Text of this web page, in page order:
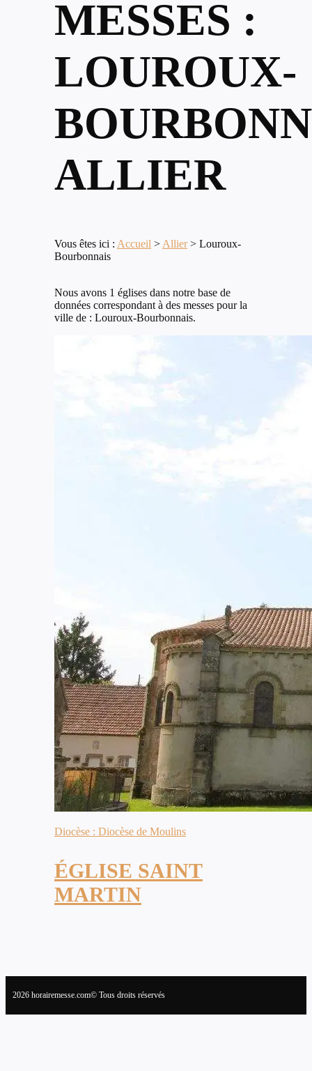
MESSES :
LOUROUX-
ALLIER
Vous êtes ici : Accueil > Allier> Louroux-
Bourbonnais
Nous avons 1 églises dans notre base de
données correspondant à des messes pour la
ville de : Louroux-Bourbonnais.
Diocèse : Diocèse de Moulins
ÉGLISE SAINT
MARTIN
2026 horairemesse.com© Tous droits réservés